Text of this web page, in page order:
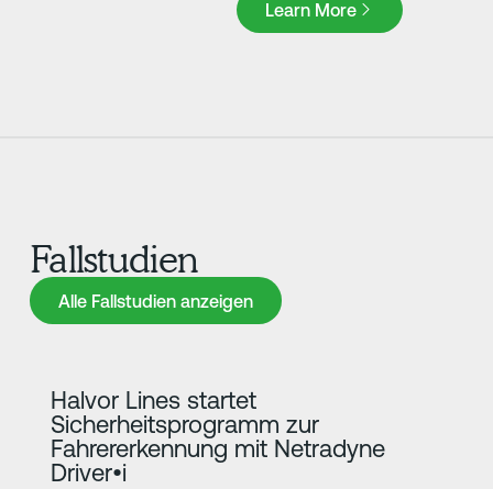
Learn More
Fallstudien
Alle Fallstudien anzeigen
Alle Fallstudien anzeigen
Halvor Lines startet
Sicherheitsprogramm zur
Fahrererkennung mit Netradyne
Driver•i